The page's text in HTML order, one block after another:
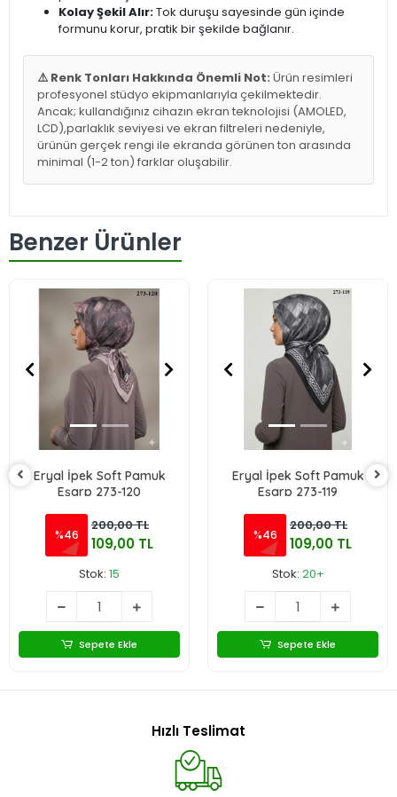
Kolay Şekil Alır:Tok duruşu sayesinde gün içinde
formunu korur, pratik bir şekilde bağlanır.
⚠️ Renk Tonları Hakkında Önemli Not: Ürün resimleri
profesyonel stüdyo ekipmanlarıyla çekilmektedir.
Ancak; kullandığınız cihazın ekran teknolojisi (AMOLED,
LCD),parlaklık seviyesi ve ekran filtreleri nedeniyle,
ürünün gerçek rengi ile ekranda görünen ton arasında
minimal (1-2 ton) farklar oluşabilir.
Benzer Ürünler
Eryal İpek Soft Pamuk
Eşarp 273-120
%46
200,00 TL
109,00 TL
Stok: 15
Sepete Ekle
Eryal İpek Soft Pamuk
Eşarp 273-119
%46
200,00 TL
109,00 TL
Stok: 20+
Sepete Ekle
Hızlı Teslimat